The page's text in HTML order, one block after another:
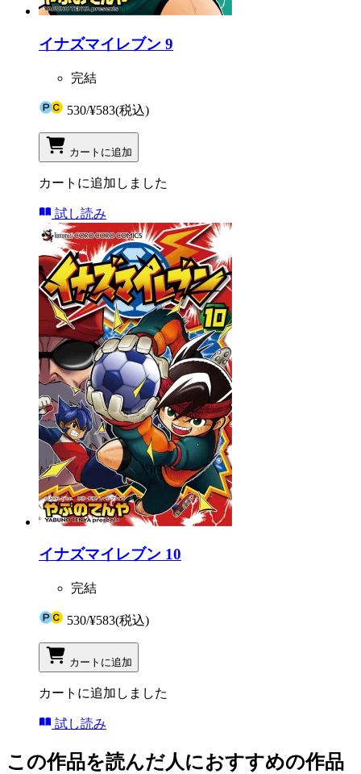
イナズマイレブン 9
完結
530/¥583(税込)
カートに追加
カートに追加しました
試し読み
イナズマイレブン 10
完結
530/¥583(税込)
カートに追加
カートに追加しました
試し読み
この作品を読んだ人におすすめの作品